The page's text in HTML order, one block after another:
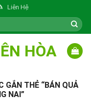
Liên Hệ
HÒA
GẮN THẺ “BÁN QUẢ
NAI”